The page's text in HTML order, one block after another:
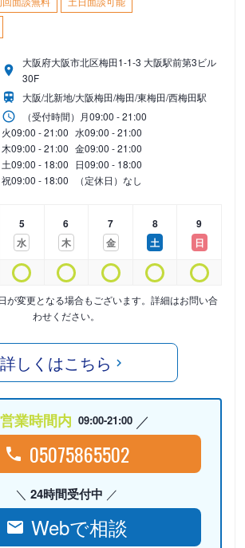
大阪府大阪市北区梅田1-1-3 大阪駅前第3ビル
30F
大阪/北新地/大阪梅田/梅田/東梅田/西梅田駅
（受付時間） 月09:00 - 21:00
火09:00 - 21:00 水09:00 - 21:00
木09:00 - 21:00 金09:00 - 21:00
土09:00 - 18:00 日09:00 - 18:00
祝09:00 - 18:00 （定休日）なし
5
水
6
木
7
金
8
土
9
日
が変更となる場合もございます。詳細はお問い合
わせください。
詳しくはこちら
営業時間内 09:00-21:00
05075865502
24時間受付中
Webで相談